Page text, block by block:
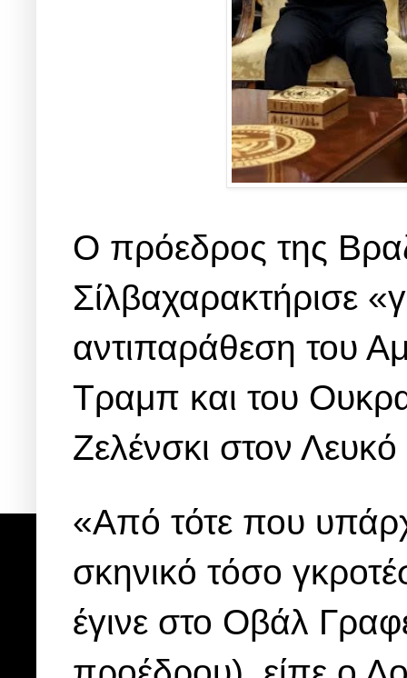
Ο πρόεδρος της
Σίλβαχαρακτήρισε
αντιπαράθεση του
Τραμπ και του
Ζελένσκι στον
«Από τότε που
σκηνικό τόσο
έγινε στο Οβάλ